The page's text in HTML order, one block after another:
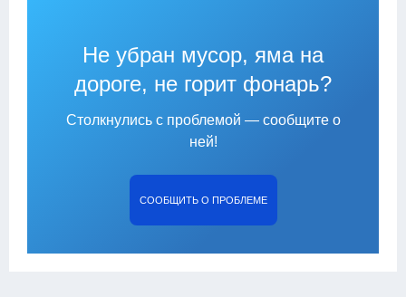
Не убран мусор, яма на
дороге, не горит фонарь?
Столкнулись с проблемой — сообщите о
ней!
СООБЩИТЬ О ПРОБЛЕМЕ